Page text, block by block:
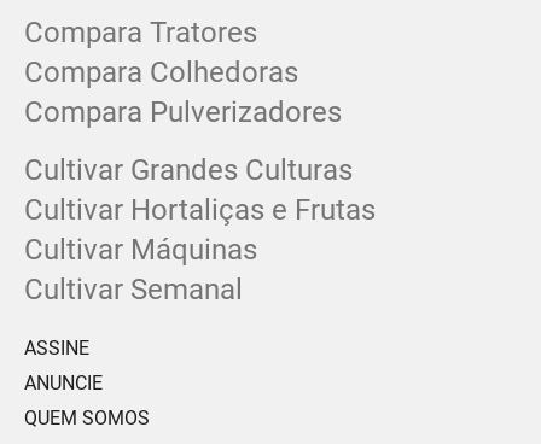
Compara Tratores
Compara Colhedoras
Compara Pulverizadores
Cultivar Grandes Culturas
Cultivar Hortaliças e Frutas
Cultivar Máquinas
Cultivar Semanal
ASSINE
ANUNCIE
QUEM SOMOS